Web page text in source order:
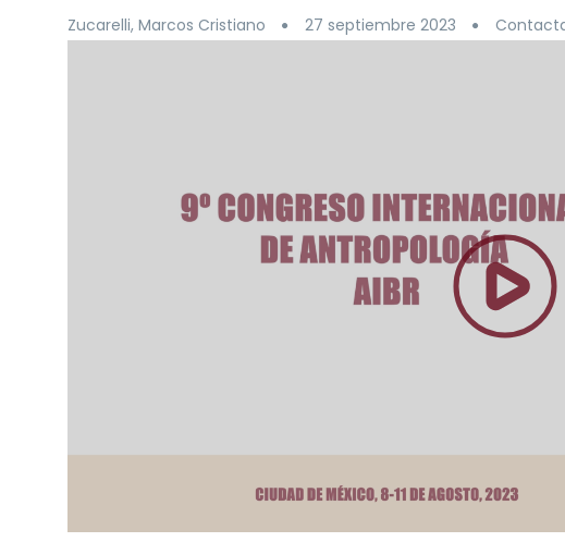
Zucarelli, Marcos Cristiano 27 septiembre 2023